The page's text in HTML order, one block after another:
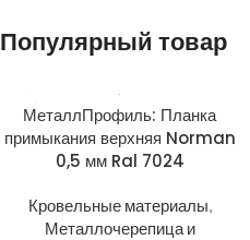
Популярный товар
МеталлПрофиль: Планка
примыкания верхняя Norman
0,5 мм Ral 7024
Кровельные материалы,
Металлочерепица и